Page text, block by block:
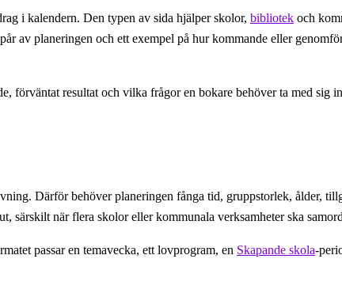
i kalendern. Den typen av sida hjälper skolor, bibliotek och
av planeringen och ett exempel på hur kommande eller
resultat och vilka frågor en bokare behöver ta med sig
Därför behöver planeringen fånga tid, gruppstorlek, ålder,
särskilt när flera skolor eller kommunala verksamheter ska
passar en temavecka, ett lovprogram, en Skapande skola-